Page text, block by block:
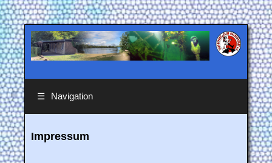
☰ Navigation
Impressum